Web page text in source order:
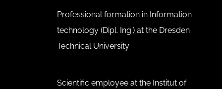
Professional formation in Information
technology (Dipl. Ing.) at the Dresden
Technical University
Scientific employee at the Institut of